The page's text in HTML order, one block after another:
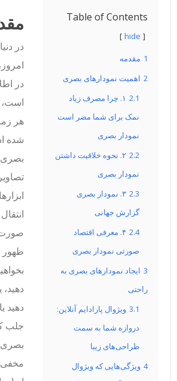
Table of Contents
hide
مقدمه
اهمیت نمودارهای بصری
2.1
۱. چرا مصرف زیاد
نمک برای شما مضر است
نمودار بصری
2.2
۲. نحوه خلاقیت داشتن
نمودار بصری
2.3
۳. نمودار بصری
گزارش جهانی
2.4
۴. معرفی اقتصاد
صورتی نمودار بصری
ایجاد نمودارهای بصری به
راحتی
3.1 ویژوال پارادایم آنلاین:
دروازه شما به سمت
طراحی‌های زیبا
ویژگی‌هایی که ویژوال
در
در
است،
هر
شده
صورت
ظهور
دهید،
دهید
جلب
بصری
مخفی